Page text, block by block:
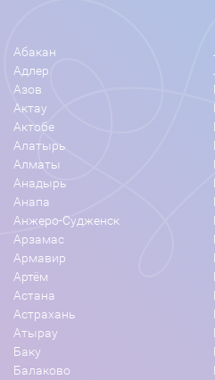
Абакан
Адлер
Азов
Актау
Актобе
Алатырь
Алматы
Анадырь
Анапа
Анжеро-Судженск
Арзамас
Армавир
Артём
Астана
Астрахань
Атырау
Баку
Балаково